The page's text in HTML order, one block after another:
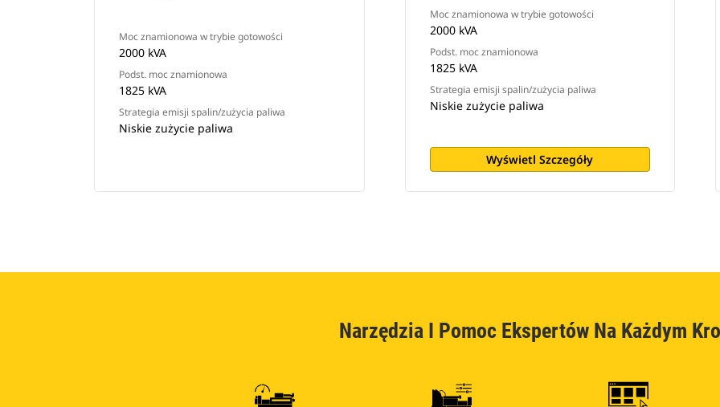
Moc znamionowa w trybie gotowości
2000 kVA
Podst. moc znamionowa
1825 kVA
Strategia emisji spalin/zużycia paliwa
Niskie zużycie paliwa
Moc znamionowa w trybie gotowości
2000 kVA
Podst. moc znamionowa
1825 kVA
Strategia emisji spalin/zużycia paliwa
Niskie zużycie paliwa
Wyświetl Szczegóły
Narzędzia I Pomoc Ekspertów Na Każdym